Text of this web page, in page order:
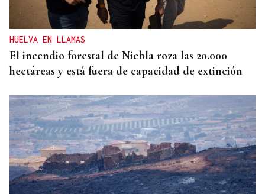
HUELVA EN LLAMAS
El incendio forestal de Niebla roza las 20.000
hectáreas y está fuera de capacidad de extinción